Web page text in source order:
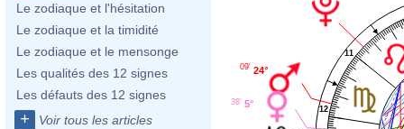
Le zodiaque et l'hésitation
Le zodiaque et la timidité
Le zodiaque et le mensonge
Les qualités des 12 signes
Les défauts des 12 signes
+ Voir tous les articles
11
12
24°
09'
5°
38'